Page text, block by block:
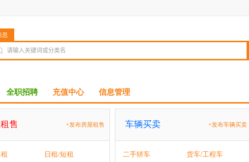
息
全职招聘 充值中心 信息管理
售 +发布房屋租售
日租/短租
车辆买卖 +发布车辆买卖
二手轿车 货车/工程车